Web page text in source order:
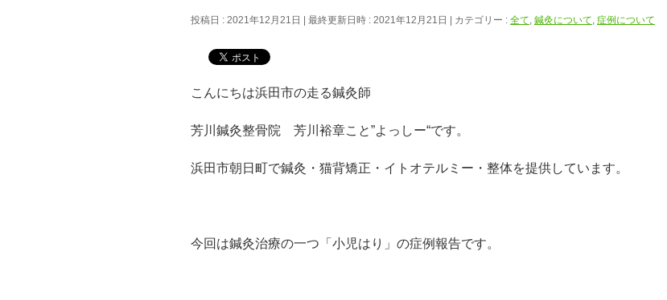
投稿日 : 2021年12月21日 最終更新日時 : 2021年12月21日 カテゴリー : 全て, 鍼灸について, 症例について
こんにちは浜田市の走る鍼灸師
芳川鍼灸整骨院 芳川裕章こと”よっしー“です。
浜田市朝日町で鍼灸・猫背矯正・イトオテルミー・整体を提供しています。
今回は鍼灸治療の一つ「小児はり」の症例報告です。